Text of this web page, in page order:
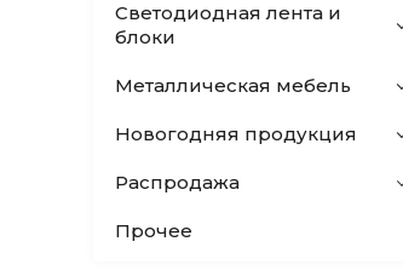
Светодиодная лента и
блоки
Металлическая мебель
Новогодняя продукция
Распродажа
Прочее